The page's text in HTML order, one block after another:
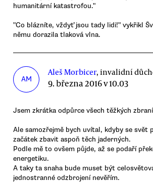
humanitární katastrofou."
"Co blázníte, vždyť jsou tady lidi!" vykřikl
němu dorazila tlaková vlna.
AM
Aleš Morbicer, invalidní
9. března 2016 v 10.03
Jsem zkrátka odpůrce všech těžkých
Ale samozřejmě bych uvítal, kdyby se svět
začátek zbavit aspoň těch jaderných.
Podle mě to ovšem půjde, až se podaří
energetiku.
A taky ta snaha bude muset být
jednostranné odzbrojení nevěřím.